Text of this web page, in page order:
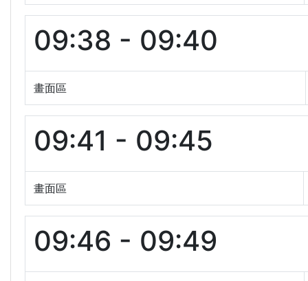
09:38 - 09:40
畫面區
09:41 - 09:45
畫面區
09:46 - 09:49